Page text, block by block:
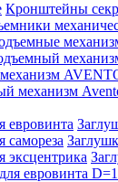
Кронштейны
механизм